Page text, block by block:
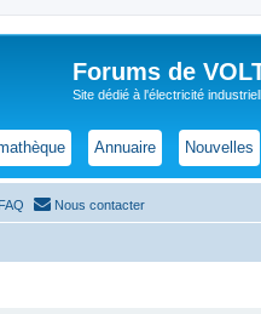
Forums de
Site dédié à l'électricité
Annuaire Nouvelles
FAQ Nous contacter